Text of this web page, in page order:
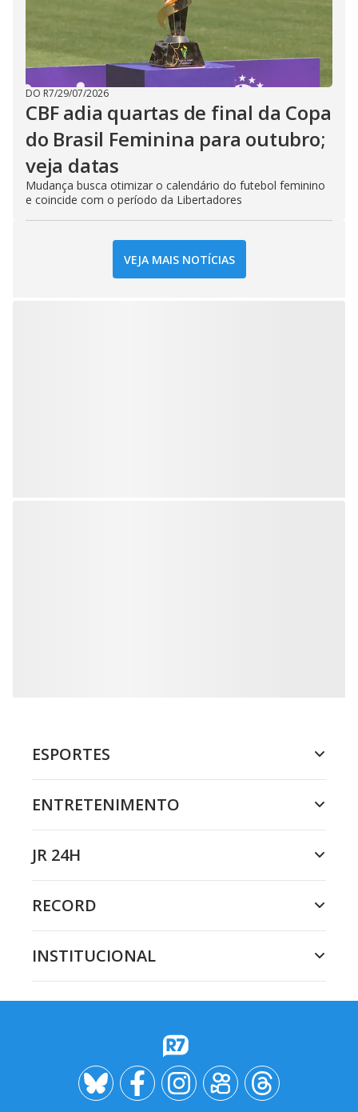
DO R7/29/07/2026
CBF adia quartas de final da Copa
do Brasil Feminina para outubro;
veja datas
Mudança busca otimizar o calendário do futebol feminino
e coincide com o período da Libertadores
VEJA MAIS NOTÍCIAS
ESPORTES
ENTRETENIMENTO
JR 24H
RECORD
INSTITUCIONAL